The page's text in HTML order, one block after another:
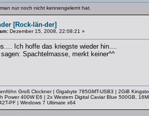
nur noch nicht kennengelernt hat.
[Rock-län-der]
Dezember 15, 2008, 22:08:21 »
Ich hoffe das kriegste wieder hin....
Spachtelmasse, merkt keiner^^
Groß Clockner | Gigabyte 785GMT-USB3 | 2GiB
Power 400W E6 | 2x Western Digital Caviar Blue 500GB,
PF | Windows 7 Ultimate x64